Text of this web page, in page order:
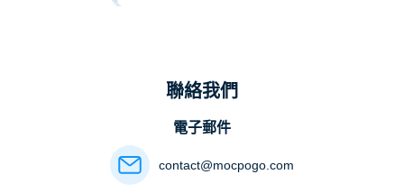
聯絡我們
電子郵件
contact@mocpogo.com